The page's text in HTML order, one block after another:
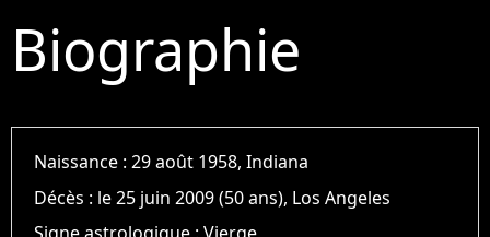
Biographie
Naissance :29 août 1958, Indiana
Décès : le 25 juin 2009 (50 ans), Los Angeles